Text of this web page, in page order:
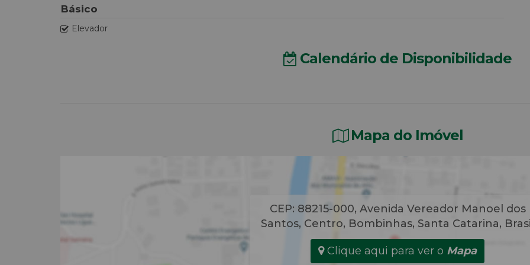
Básico
Elevador
Calendário de Disponibilidade
Mapa do Imóvel
CEP: 88215-000, Avenida Vereador Manoel dos
Santos, Centro, Bombinhas, Santa Catarina,
Clique aqui para ver o Mapa